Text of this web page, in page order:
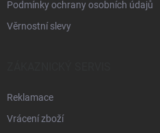
Podmínky ochrany osobních údajů
Věrnostní slevy
Reklamace
Vrácení zboží